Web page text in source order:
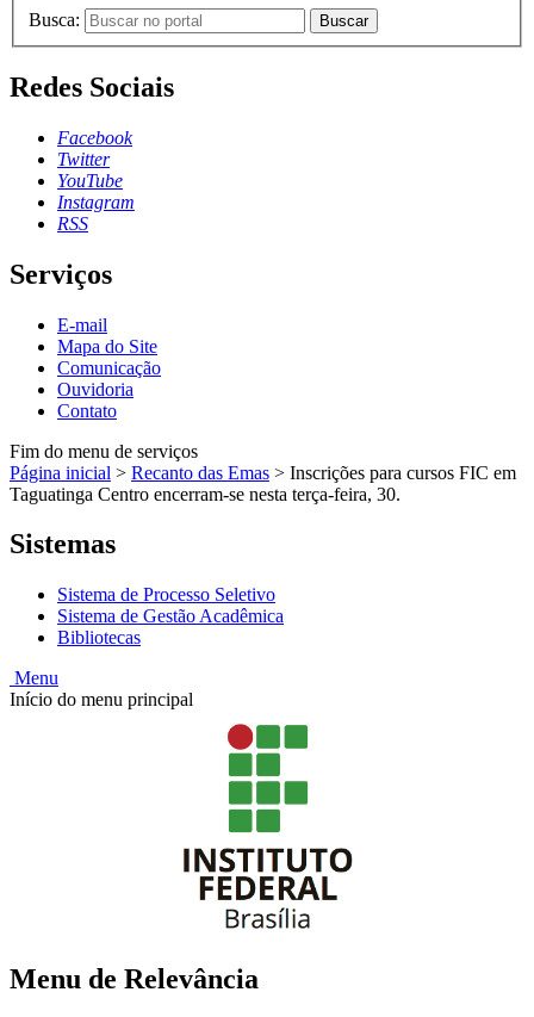
Busca: Buscar
Redes Sociais
Facebook
Twitter
YouTube
Instagram
RSS
Serviços
E-mail
Mapa do Site
Comunicação
Ouvidoria
Contato
Fim do menu de serviços
Página inicial > Recanto das Emas > Inscrições para cursos FIC em
Taguatinga Centro encerram-se nesta terça-feira, 30.
Sistemas
Sistema de Processo Seletivo
Sistema de Gestão Acadêmica
Bibliotecas
Menu
Início do menu principal
Menu de Relevância